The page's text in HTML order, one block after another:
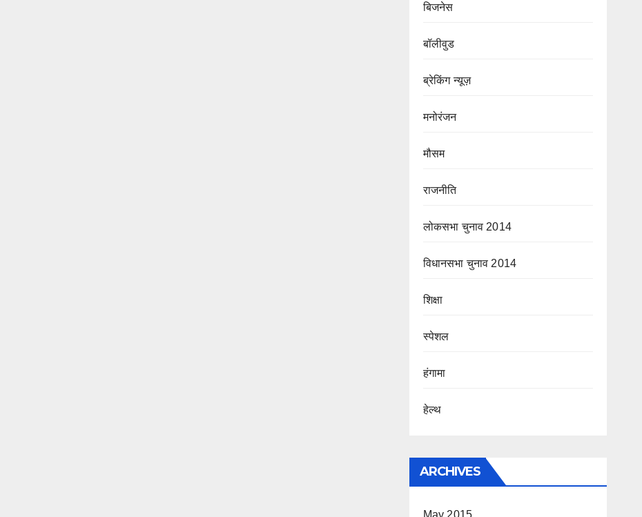
बिजनेस
बॉलीवुड
ब्रेकिंग न्यूज़
मनोरंजन
मौसम
राजनीति
लोकसभा चुनाव 2014
विधानसभा चुनाव 2014
शिक्षा
स्पेशल
हंगामा
हेल्थ
ARCHIVES
May 2015